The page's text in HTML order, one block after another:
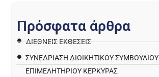
Πρόσφατα άρθρα
ΔΙΕΘΝΕΙΣ ΕΚΘΕΣΕΙΣ
ΣΥΝΕΔΡΙΑΣΗ ΔΙΟΙΚΗΤΙΚΟΥ ΣΥΜΒΟΥΛΙΟΥ
ΕΠΙΜΕΛΗΤΗΡΙΟΥ ΚΕΡΚΥΡΑΣ